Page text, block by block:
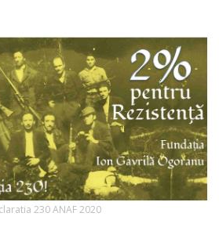
230 ANAF 2020